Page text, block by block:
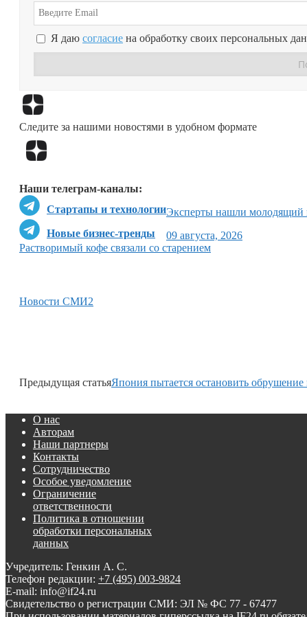
Я даю согласие на обработку своих персональных
Следите за нашими новостями в удобном формате
Наши телеграм-каналы:
Стартапы и технологии
Новые бизнес-тренды
Эксперты нашли молодящий
09 августа, 2026
Растворимый кофе связали со старением
Новости СМИ2
Предыдущая статьяЯпония пытается остановить
О нас
Авторам
Наши партнеры
Контакты
Сотрудничество
Особое уведомление
Ограничение
ответственности
Политика в отношении
обработки персональных
данных
Учредитель: Генкин А. С.
Телефон редакции: +7 (495) 003-9824
E-mail: info@if24.ru
Свидетельство о регистрации СМИ: ЭЛ № ФС 77 - 67477